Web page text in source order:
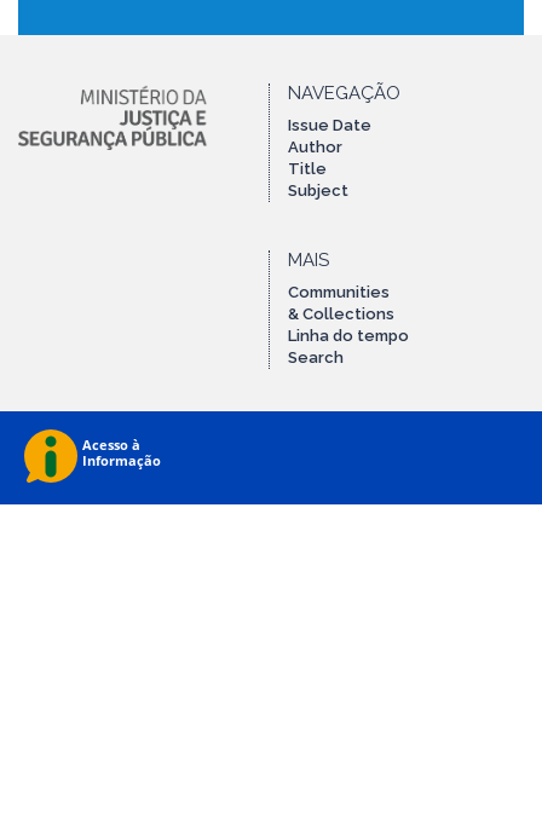
NAVEGAÇÃO
Issue Date
Author
Title
Subject
MAIS
Communities
& Collections
Linha do tempo
Search